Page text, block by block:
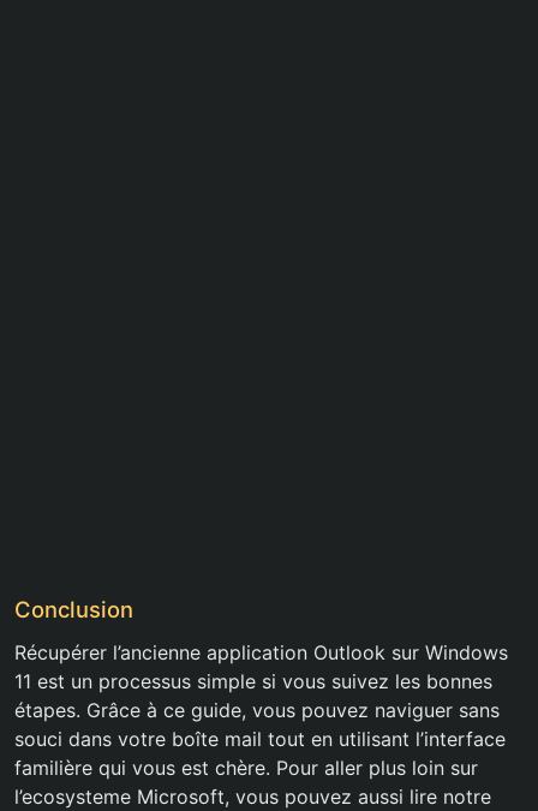
Conclusion
Récupérer l’ancienne application Outlook sur Windows
11 est un processus simple si vous suivez les bonnes
étapes. Grâce à ce guide, vous pouvez naviguer sans
souci dans votre boîte mail tout en utilisant l’interface
familière qui vous est chère. Pour aller plus loin sur
l’ecosysteme Microsoft, vous pouvez aussi lire notre